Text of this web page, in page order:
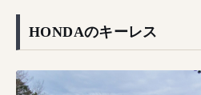
HONDAのキーレス